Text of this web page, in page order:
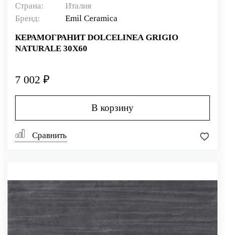
Страна:
Италия
Бренд:
Emil Ceramica
КЕРАМОГРАНИТ DOLCELINEA GRIGIO
NATURALE 30X60
7 002 ₽
В корзину
Сравнить